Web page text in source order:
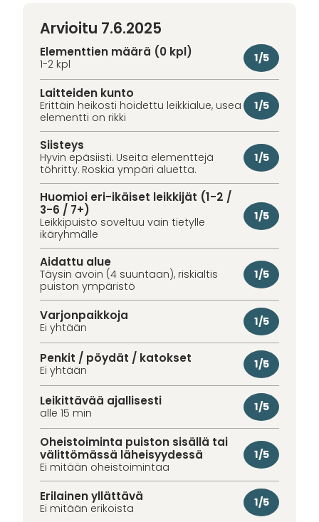
Arvioitu 7.6.2025
Elementtien määrä (0 kpl)
1-2 kpl 1/5
Laitteiden kunto
Erittäin heikosti hoidettu leikkialue, usea
elementti on rikki
1/5
Siisteys
Hyvin epäsiisti. Useita elementtejä
töhritty. Roskia ympäri aluetta.
1/5
Huomioi eri-ikäiset leikkijät (1-2 /
3-6 / 7+)
Leikkipuisto soveltuu vain tietylle
ikäryhmälle
1/5
Aidattu alue
Täysin avoin (4 suuntaan), riskialtis
puiston ympäristö
1/5
Varjonpaikkoja
Ei yhtään 1/5
Penkit / pöydät / katokset
Ei yhtään 1/5
Leikittävää ajallisesti
alle 15 min 1/5
Oheistoiminta puiston sisällä tai
välittömässä läheisyydessä
Ei mitään oheistoimintaa
1/5
Erilainen yllättävä
Ei mitään erikoista 1/5